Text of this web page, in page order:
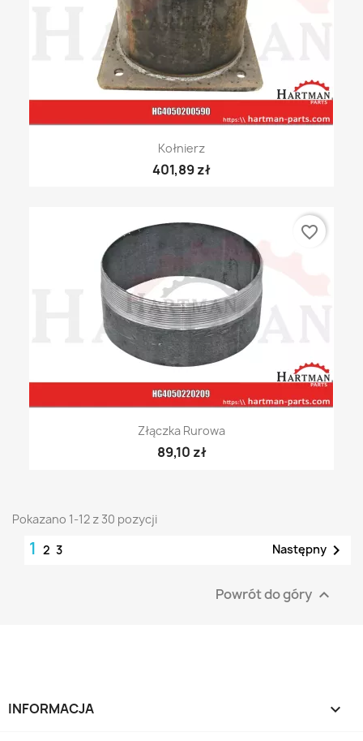
Kołnierz
401,89 zł
Złączka Rurowa
89,10 zł
favorite_border
Pokazano 1-12 z 30 pozycji
1 2 3 Następny 
Powrót do góry 
INFORMACJA 